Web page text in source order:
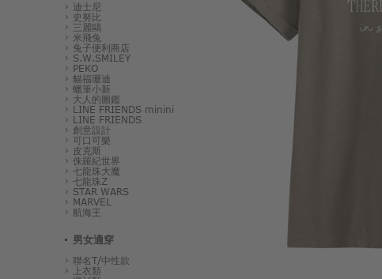
迪士尼
史努比
三麗鷗
米飛兔
兔子便利商店
S.W.SMILEY
PEKO
貓福珊迪
蠟筆小新
大人的圖鑑
LINE FRIENDS minini
LINE FRIENDS
創意設計
可口可樂
皮克斯
侏羅紀世界
七龍珠大魔
七龍珠Z
STAR WARS
MARVEL
航海王
男女適穿
聯名T/中性款
上衣類